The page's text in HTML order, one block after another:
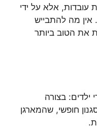
עובדות, אלא על ידי
אין מה להתבייש
את הטוב ביותר
ילדים: בצורה
חופשי, שהמארגן